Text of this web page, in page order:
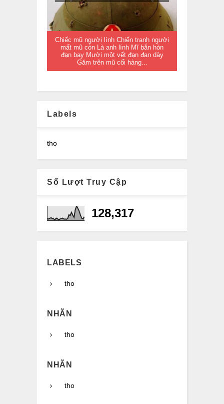
Chiếc mũ người lính Chiến tranh người
mất mũ còn Là anh lính Mĩ bắn hòn
đạn bay Mười một vết đạn đan dày
Găm trên mũ cối hàng...
Labels
tho
Số Lượt Truy Cập
128,317
LABELS
tho
NHÃN
tho
NHÃN
tho